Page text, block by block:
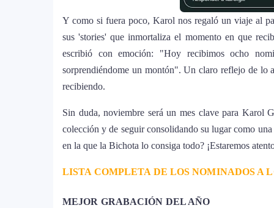
Y como si fuera poco, Karol nos regaló un viaje al
sus 'stories' que inmortaliza el momento en que
escribió con emoción: "Hoy recibimos ocho
sorprendiéndome un montón". Un claro reflejo de lo
recibiendo.
Sin duda, noviembre será un mes clave para Karol
colección y de seguir consolidando su lugar como
en la que la Bichota lo consiga todo? ¡Estaremos
LISTA COMPLETA DE LOS NOMINADOS A
MEJOR GRABACIÓN DEL AÑO